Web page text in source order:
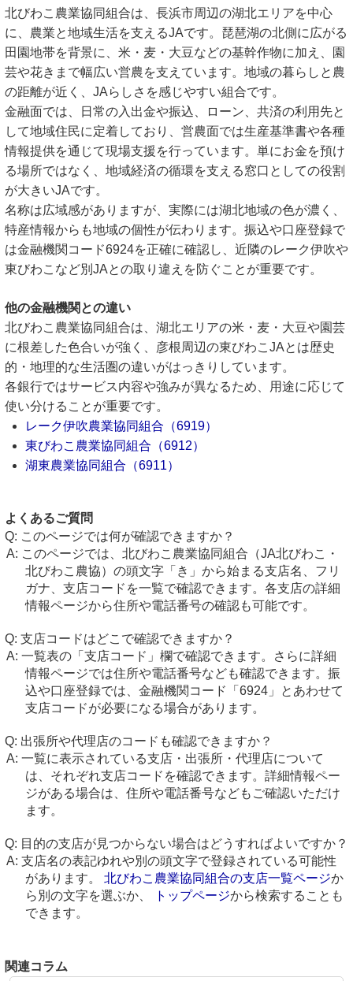
北びわこ農業協同組合は、長浜市周辺の湖北エリアを中心
に、農業と地域生活を支えるJAです。琵琶湖の北側に広がる
田園地帯を背景に、米・麦・大豆などの基幹作物に加え、園
芸や花きまで幅広い営農を支えています。地域の暮らしと農
の距離が近く、JAらしさを感じやすい組合です。
金融面では、日常の入出金や振込、ローン、共済の利用先と
して地域住民に定着しており、営農面では生産基準書や各種
情報提供を通じて現場支援を行っています。単にお金を預け
る場所ではなく、地域経済の循環を支える窓口としての役割
が大きいJAです。
名称は広域感がありますが、実際には湖北地域の色が濃く、
特産情報からも地域の個性が伝わります。振込や口座登録で
は金融機関コード6924を正確に確認し、近隣のレーク伊吹や
東びわこなど別JAとの取り違えを防ぐことが重要です。
他の金融機関との違い
北びわこ農業協同組合は、湖北エリアの米・麦・大豆や園芸
に根差した色合いが強く、彦根周辺の東びわこJAとは歴史
的・地理的な生活圏の違いがはっきりしています。
各銀行ではサービス内容や強みが異なるため、用途に応じて
使い分けることが重要です。
レーク伊吹農業協同組合（6919）
東びわこ農業協同組合（6912）
湖東農業協同組合（6911）
よくあるご質問
このページでは何が確認できますか？
このページでは、北びわこ農業協同組合（JA北びわこ・
北びわこ農協）の頭文字「き」から始まる支店名、フリ
ガナ、支店コードを一覧で確認できます。各支店の詳細
情報ページから住所や電話番号の確認も可能です。
支店コードはどこで確認できますか？
一覧表の「支店コード」欄で確認できます。さらに詳細
情報ページでは住所や電話番号なども確認できます。振
込や口座登録では、金融機関コード「6924」とあわせて
支店コードが必要になる場合があります。
出張所や代理店のコードも確認できますか？
一覧に表示されている支店・出張所・代理店について
は、それぞれ支店コードを確認できます。詳細情報ペー
ジがある場合は、住所や電話番号などもご確認いただけ
ます。
目的の支店が見つからない場合はどうすればよいですか？
支店名の表記ゆれや別の頭文字で登録されている可能性
があります。 北びわこ農業協同組合の支店一覧ページか
ら別の文字を選ぶか、
トップページから検索することも
できます。
関連コラム